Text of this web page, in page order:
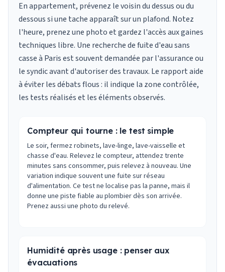
En appartement, prévenez le voisin du dessus ou du
dessous si une tache apparaît sur un plafond. Notez
l'heure, prenez une photo et gardez l'accès aux gaines
techniques libre. Une recherche de fuite d'eau sans
casse à Paris est souvent demandée par l'assurance ou
le syndic avant d'autoriser des travaux. Le rapport aide
à éviter les débats flous : il indique la zone contrôlée,
les tests réalisés et les éléments observés.
Compteur qui tourne : le test simple
Le soir, fermez robinets, lave-linge, lave-vaisselle et
chasse d'eau. Relevez le compteur, attendez trente
minutes sans consommer, puis relevez à nouveau. Une
variation indique souvent une fuite sur réseau
d'alimentation. Ce test ne localise pas la panne, mais il
donne une piste fiable au plombier dès son arrivée.
Prenez aussi une photo du relevé.
Humidité après usage : penser aux
évacuations